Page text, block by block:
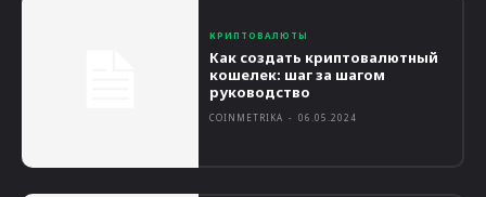
КРИПТОВАЛЮТЫ
Как создать криптовалютный
кошелек: шаг за шагом
руководство
COINMETRIKA - 06.05.2024